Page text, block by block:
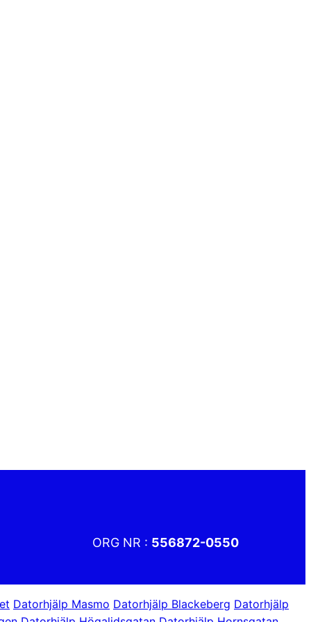
ORG NR : 556872-0550
Datorhjälp Masmo Datorhjälp Blackeberg Datorhjälp